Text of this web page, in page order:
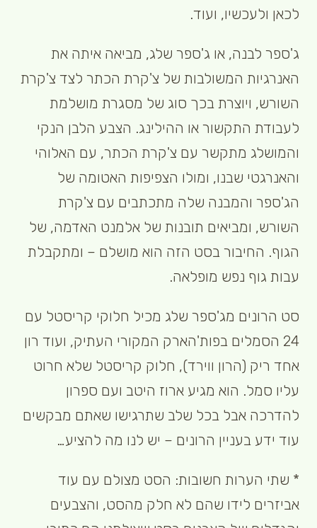
לכאן ולעכשיו, ועוד.
ג'ספר לבנה, או ג'ספר שלג, מביאה איתה את
האנרגיות המשולבות של צ'קרת הכתר לצד צ'קרת
השורש, ויוצרת בכך סוג של מסגרת מושלמת
לעבודת התקשור או ההילינג. הצבע הלבן הנקי
והמושלג מתקשר עם צ'קרת הכתר, עם האלוהי
והאנרגטי שבנו, ומולו הצפיפות האטומה של
הג'ספר והמבנה שלה מתכתבים עם צ'קרת
השורש, ומביאים תובנות של אלמנט האדמה, של
הגוף. החיבור בסט הזה הוא מושלם – ומתקבלת
עבות גוף נפש מופלאה.
סט הרונים מג'ספר שלג מכיל חלוקי קריסטל עם
24 הסמלים בפות'הארק המקורי העתיק, ועוד רון
אחד ריק (הרון ווירד), חלוק קריסטל שלא חרוט
עליו סמל. הוא מגיע ארוז היטב ועם ספרון
להדרכה אבל בכל שלב שתרגישו שאתם מבקשים
עוד ידע בעניין הרונים – יש לנו מה להציע…
* שתי הערות חשובות: הסט מצולם עם עוד
אביזרים לידו שהם לא חלק מהסט, והצבעים